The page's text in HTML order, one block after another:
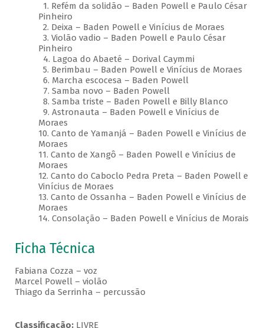
1. Refém da solidão – Baden Powell e Paulo César
Pinheiro
2. Deixa – Baden Powell e Vinícius de Moraes
3. Violão vadio – Baden Powell e Paulo César
Pinheiro
4. Lagoa do Abaeté – Dorival Caymmi
5. Berimbau – Baden Powell e Vinícius de Moraes
6. Marcha escocesa – Baden Powell
7. Samba novo – Baden Powell
8. Samba triste – Baden Powell e Billy Blanco
9. Astronauta – Baden Powell e Vinícius de
Moraes
10. Canto de Yamanjá – Baden Powell e Vinícius de
Moraes
11. Canto de Xangô – Baden Powell e Vinícius de
Moraes
12. Canto do Caboclo Pedra Preta – Baden Powell e
Vinícius de Moraes
13. Canto de Ossanha – Baden Powell e Vinícius de
Moraes
14. Consolação – Baden Powell e Vinícius de Morais
Ficha Técnica
Fabiana Cozza – voz
Marcel Powell – violão
Thiago da Serrinha – percussão
Classificação: LIVRE